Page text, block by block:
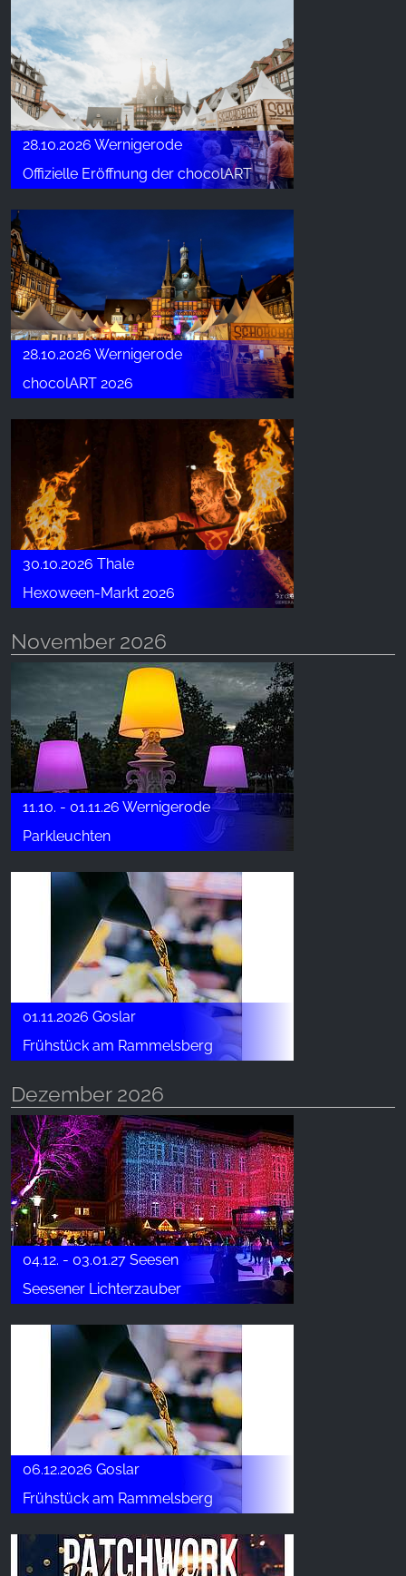
28.10.2026 Wernigerode
Offizielle Eröffnung der chocolART
28.10.2026 Wernigerode
chocolART 2026
30.10.2026 Thale
Hexoween-Markt 2026
November 2026
11.10. - 01.11.26 Wernigerode
Parkleuchten
01.11.2026 Goslar
Frühstück am Rammelsberg
Dezember 2026
04.12. - 03.01.27 Seesen
Seesener Lichterzauber
06.12.2026 Goslar
Frühstück am Rammelsberg